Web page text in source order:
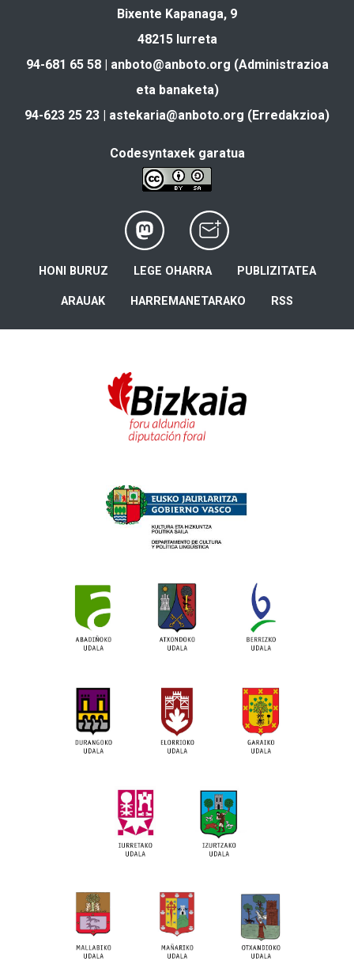
Bixente Kapanaga, 9
48215 Iurreta
94-681 65 58 | anboto@anboto.org (Administrazioa
eta banaketa)
94-623 25 23 | astekaria@anboto.org (Erredakzioa)
Codesyntaxek garatua
HONI BURUZ LEGE OHARRA PUBLIZITATEA
ARAUAK HARREMANETARAKO RSS